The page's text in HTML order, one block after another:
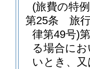
(旅費の特
第25条
旅
律第49号)
る場合に
いとき、